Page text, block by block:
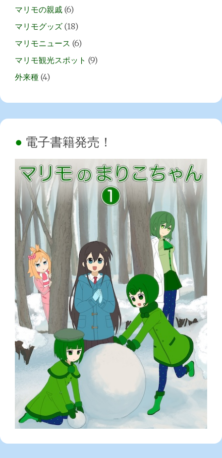
マリモの親戚 (6)
マリモグッズ (18)
マリモニュース (6)
マリモ観光スポット (9)
外来種 (4)
電子書籍発売！